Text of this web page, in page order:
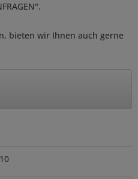
bieten wir Ihnen auch gerne